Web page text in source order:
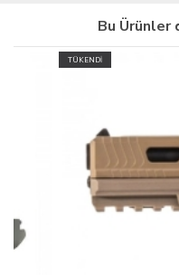
Bu Ürünler